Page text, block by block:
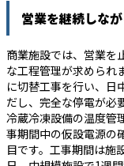
営業を継続しな
商業施設では、営業を
な工程管理が求められ
に切替工事を行い、日
だし、完全な停電が必
冷蔵冷凍設備の温度管
事期間中の仮設電源の
目です。工事期間は施